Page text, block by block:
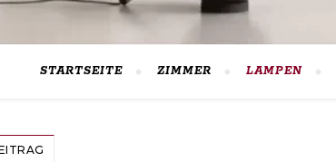
STARTSEITE ZIMMER LAMPEN